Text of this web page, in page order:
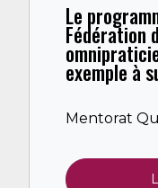
Le
Fédération
exemple à
Mentorat